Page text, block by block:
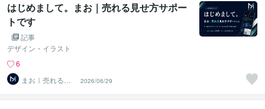
はじめまして。まお｜売れる見せ方サポー
トです
記事
デザイン・イラスト
6
まお｜売れる見
せ方サポート
2026/06/29